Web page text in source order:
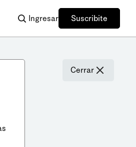
Ingresar Suscribite
Cerrar